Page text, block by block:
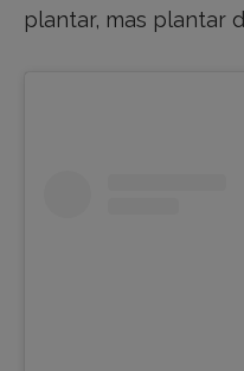
plantar, mas plantar